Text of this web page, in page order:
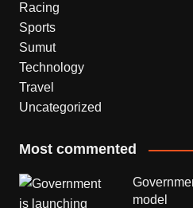
Racing
Sports
Sumut
Technology
Travel
Uncategorized
Most commented
model